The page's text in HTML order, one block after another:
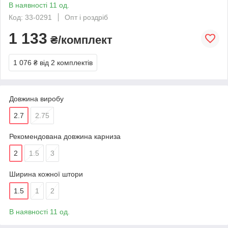
В наявності 11 од.
Код: 33-0291
Опт і роздріб
1 133 ₴/комплект
1 076 ₴ від 2 комплектів
Довжина виробу
2.7 2.75
Рекомендована довжина карниза
2 1.5 3
Ширина кожної штори
1.5 1 2
В наявності 11 од.